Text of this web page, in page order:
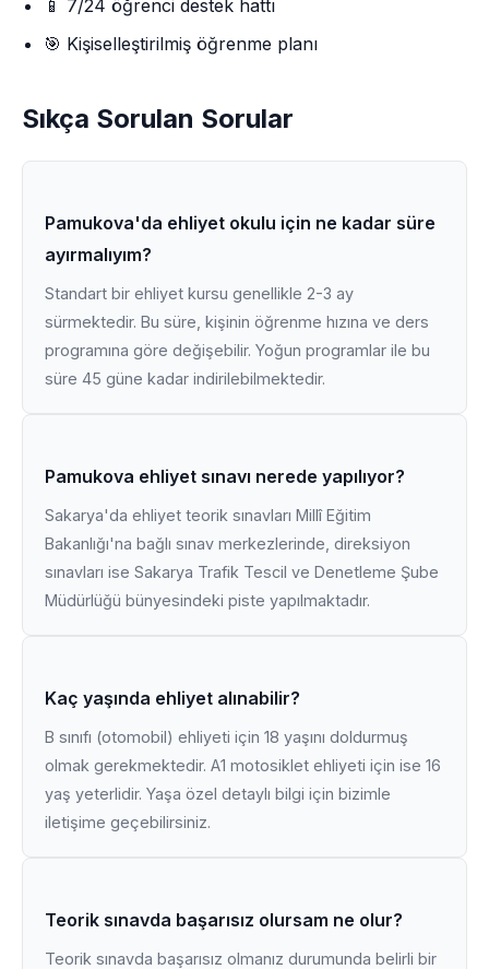
📱 7/24 öğrenci destek hattı
🎯 Kişiselleştirilmiş öğrenme planı
Sıkça Sorulan Sorular
Pamukova'da ehliyet okulu için ne kadar süre
ayırmalıyım?
Standart bir ehliyet kursu genellikle 2-3 ay
sürmektedir. Bu süre, kişinin öğrenme hızına ve ders
programına göre değişebilir. Yoğun programlar ile bu
süre 45 güne kadar indirilebilmektedir.
Pamukova ehliyet sınavı nerede yapılıyor?
Sakarya'da ehliyet teorik sınavları Millî Eğitim
Bakanlığı'na bağlı sınav merkezlerinde, direksiyon
sınavları ise Sakarya Trafik Tescil ve Denetleme Şube
Müdürlüğü bünyesindeki piste yapılmaktadır.
Kaç yaşında ehliyet alınabilir?
B sınıfı (otomobil) ehliyeti için 18 yaşını doldurmuş
olmak gerekmektedir. A1 motosiklet ehliyeti için ise 16
yaş yeterlidir. Yaşa özel detaylı bilgi için bizimle
iletişime geçebilirsiniz.
Teorik sınavda başarısız olursam ne olur?
Teorik sınavda başarısız olmanız durumunda belirli bir